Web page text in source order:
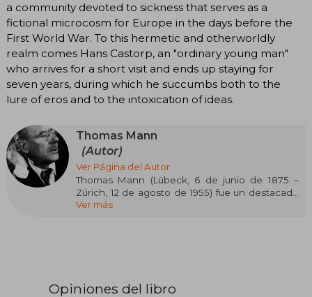
a community devoted to sickness that serves as a
fictional microcosm for Europe in the days before the
First World War. To this hermetic and otherworldly
realm comes Hans Castorp, an "ordinary young man"
who arrives for a short visit and ends up staying for
seven years, during which he succumbs both to the
lure of eros and to the intoxication of ideas.
Thomas Mann
(Autor)
Ver Página del Autor
Thomas Mann (Lübeck, 6 de junio de 1875 –
Zúrich, 12 de agosto de 1955) fue un destacado
escritor, novelista, ensayista y crítico social
inspirándose en corrientes filosóficas y literarias
Ver más
Opiniones del libro